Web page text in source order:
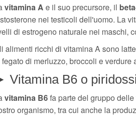
vitamina A e il suo precursore, il
nei testicoli dell'uomo. La
di estrogeno naturale nei maschi,
alimenti ricchi di vitamina A sono
di merluzzo, broccoli e verdure
Vitamina B6 o
vitamina B6fa parte del gruppo
organismo, tra cui anche la